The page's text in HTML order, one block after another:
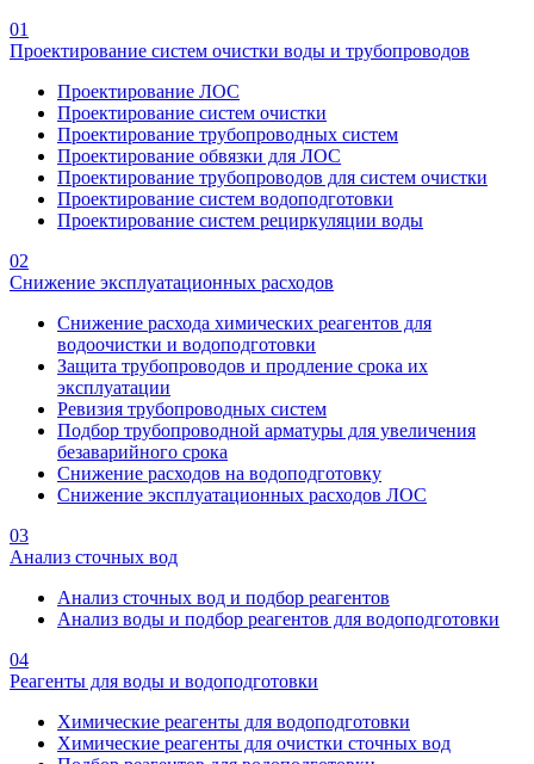
01
Проектирование систем очистки воды и трубопроводов
Проектирование ЛОС
Проектирование систем очистки
Проектирование трубопроводных систем
Проектирование обвязки для ЛОС
Проектирование трубопроводов для систем очистки
Проектирование систем водоподготовки
Проектирование систем рециркуляции воды
02
Снижение эксплуатационных расходов
Снижение расхода химических реагентов для
водоочистки и водоподготовки
Защита трубопроводов и продление срока их
эксплуатации
Ревизия трубопроводных систем
Подбор трубопроводной арматуры для увеличения
безаварийного срока
Снижение расходов на водоподготовку
Снижение эксплуатационных расходов ЛОС
03
Анализ сточных вод
Анализ сточных вод и подбор реагентов
Анализ воды и подбор реагентов для водоподготовки
04
Реагенты для воды и водоподготовки
Химические реагенты для водоподготовки
Химические реагенты для очистки сточных вод